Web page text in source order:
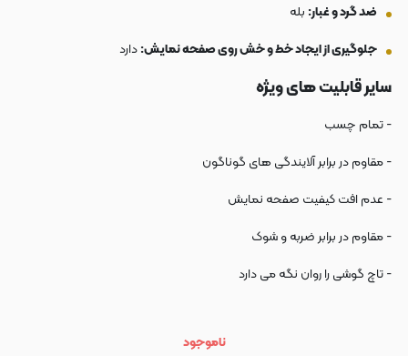
ضد گرد و غبار: بله
جلوگیری از ایجاد خط و خش روی صفحه نمایش:دارد
سایر قابلیت های ویژه
- تمام چسب
- مقاوم در برابر آلایندگی های گوناگون
- عدم افت کیفیت صفحه نمایش
- مقاوم در برابر ضربه و شوک
- تاچ گوشی را روان نگه می دارد
ناموجود